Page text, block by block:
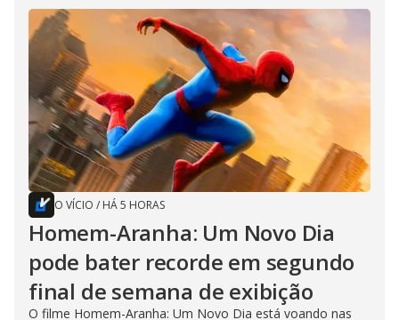
O VÍCIO / HÁ 5 HORAS
Homem-Aranha: Um Novo Dia
pode bater recorde em segundo
final de semana de exibição
O filme Homem-Aranha: Um Novo Dia está voando nas